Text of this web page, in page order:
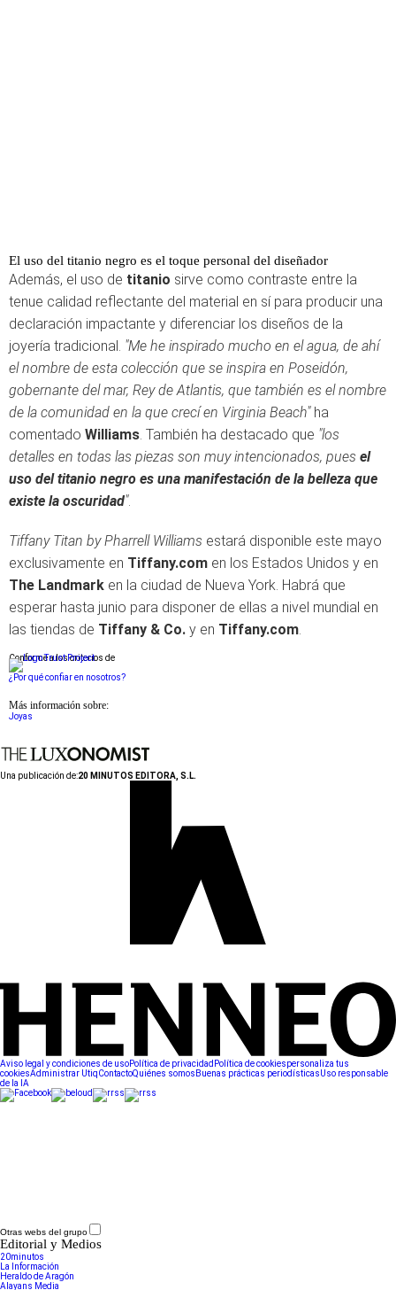
El uso del titanio negro es el toque personal del diseñador
Además, el uso de titanio sirve como contraste entre la
tenue calidad reflectante del material en sí para producir una
declaración impactante y diferenciar los diseños de la
joyería tradicional. "Me he inspirado mucho en el agua, de ahí
el nombre de esta colección que se inspira en Poseidón,
gobernante del mar, Rey de Atlantis, que también es el nombre
de la comunidad en la que crecí en Virginia Beach"ha
comentado Williams. También ha destacado que "los
detalles en todas las piezas son muy intencionados, pues el
uso del titanio negro es una manifestación de la belleza que
existe la oscuridad".
Tiffany Titan by Pharrell Williams estará disponible este mayo
exclusivamente en Tiffany.com en los Estados Unidos y en
The Landmark en la ciudad de Nueva York. Habrá que
esperar hasta junio para disponer de ellas a nivel mundial en
las tiendas de Tiffany & Co. y en Tiffany.com.
Conforme a los criterios de
¿Por qué confiar en nosotros?
Más información sobre:
Joyas
Una publicación de:20 MINUTOS EDITORA, S.L.
Aviso legal y condiciones de usoPolítica de privacidad Política de cookiespersonaliza tus
cookiesAdministrar UtiqContactoQuiénes somos Buenas prácticas periodísticasUso responsable
de la IA
Otras webs del grupo
Editorial y Medios
20minutos
La Información
Heraldo de Aragón
Alayans Media